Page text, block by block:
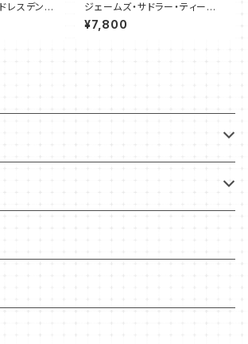
レスデンス
）SCDR0
ジェームズ・サドラー・ティーポッ
ト／チューダーハウス（JS000
6）
¥7,800